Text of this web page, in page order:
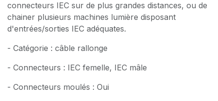
connecteurs IEC sur de plus grandes distances, ou de
chainer plusieurs machines lumière disposant
d'entrées/sorties IEC adéquates.
- Catégorie : câble rallonge
- Connecteurs : IEC femelle, IEC mâle
- Connecteurs moulés : Oui